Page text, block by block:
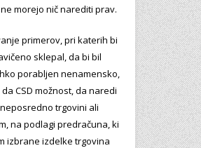
morejo nič narediti prav.
primerov, pri katerih bi
sklepal, da bi bil
porabljen nenamensko,
CSD možnost, da naredi
trgovini ali
na podlagi predračuna, ki
izbrane izdelke trgovina